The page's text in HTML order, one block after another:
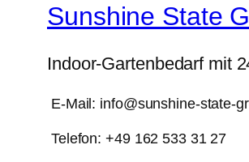
Sunshine State
Indoor-Gartenbedarf mit
E-Mail: info@sunshine-state-
Telefon: +49 162 533 31 27